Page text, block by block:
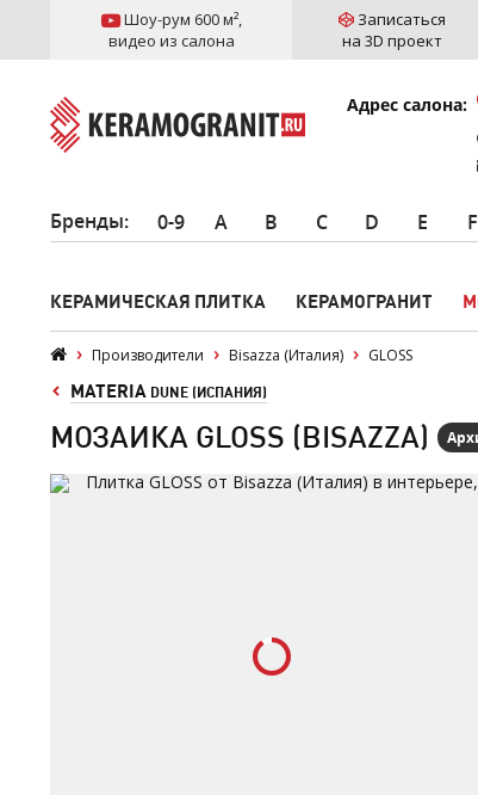
Шоу-рум 600 м²,
видео из салона
Записаться
на 3D проект
Адрес салона:
Бренды: 0-9 A B C D E F
КЕРАМИЧЕСКАЯ ПЛИТКА КЕРАМОГРАНИТ
Производители Bisazza (Италия) GLOSS
MATERIA DUNE (ИСПАНИЯ)
МОЗАИКА GLOSS (BISAZZA)